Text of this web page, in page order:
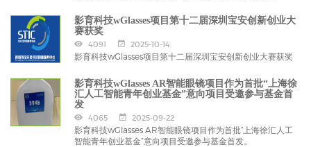
影育科技wGlasses项目第十二届深圳宝安创新创业大
赛获奖
4091 2025-10-14
影育科技wGlasses项目第十二届深圳宝安创新创业大赛获奖
影育科技wGlasses AR智能眼镜项目作为首批“上海徐
汇人工智能青年创业基金”意向项目受邀参与基金首
发
4065 2025-09-22
影育科技wGlasses AR智能眼镜项目作为首批“上海徐汇人工
智能青年创业基金”意向项目受邀参与基金首发。